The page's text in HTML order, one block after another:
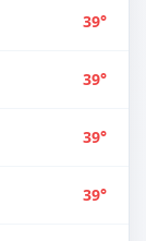
39°
39°
39°
39°